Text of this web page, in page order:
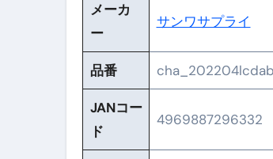
No.102 9割が勘
アーモンドを
【ひろゆき】借
メーカ
ー
サンワサプライ
品番
JANコー
ド
4969887296332